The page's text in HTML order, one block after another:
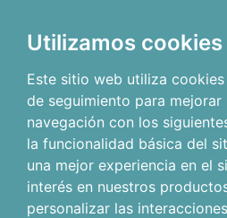
Utilizamos cookies
Este sitio web utiliza
de seguimiento para mejorar
navegación con los
la funcionalidad básica del
una mejor experiencia en el
interés en nuestros
personalizar las